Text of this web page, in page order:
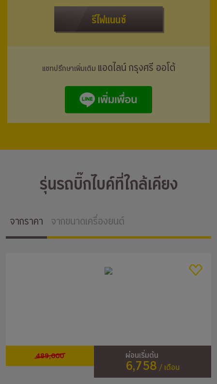
รีไฟแนนซ์
แชทปรึกษาเพิ่มเติม แอดไลน์ กรุงศรี ออโต้
รุ่นรถบิ๊กไบค์ที่ใกล้เคียง
จากราคา จากขนาดเครื่องยนต์
489,000 ผ่อนเริ่มต้น
6,758 / เดือน